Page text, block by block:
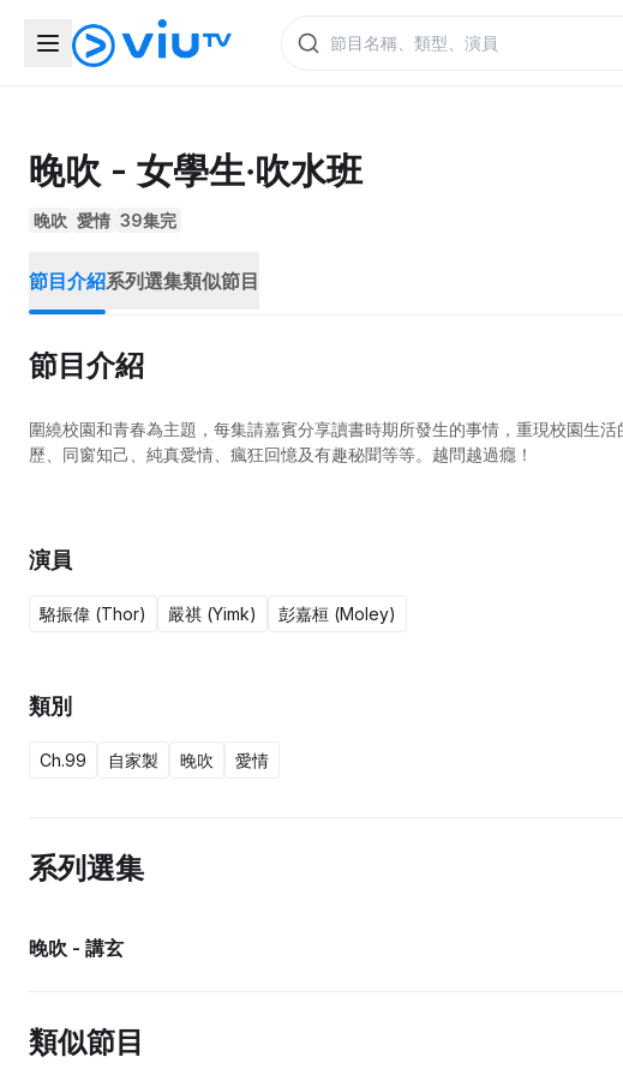
晚吹 - 女學生‧吹水班
晚吹 愛情 39集完
節目介紹系列選集類似節目
節目介紹
圍繞校園和青春為主題，每集請嘉賓分享讀書時期所發生的事情，重現校園生
歷、同窗知己、純真愛情、瘋狂回憶及有趣秘聞等等。越問越過癮！
演員
駱振偉 (Thor) 嚴祺 (Yimk) 彭嘉桓 (Moley)
類別
Ch.99 自家製 晚吹 愛情
系列選集
晚吹 - 講玄
類似節目